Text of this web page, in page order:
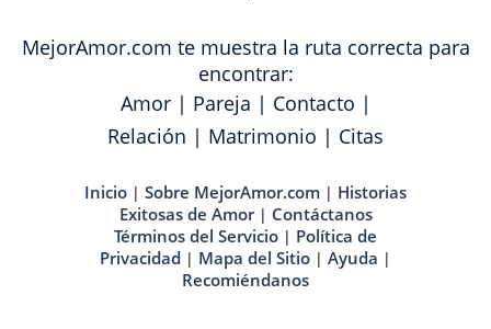
MejorAmor.com te muestra la ruta correcta para
encontrar:
Amor| Pareja | Contacto |
Relación | Matrimonio | Citas
Inicio | Sobre MejorAmor.com | Historias
Exitosas de Amor| Contáctanos
Términos del Servicio | Política de
Privacidad | Mapa del Sitio | Ayuda |
Recomiéndanos